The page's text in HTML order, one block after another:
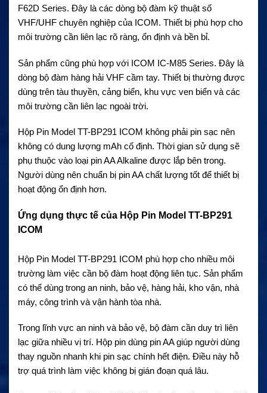
F62D Series. Đây là các dòng bộ đàm kỹ thuật số
VHF/UHF chuyên nghiệp của ICOM. Thiết bị phù hợp cho
môi trường cần liên lạc rõ ràng, ổn định và bền bỉ.
Sản phẩm cũng phù hợp với ICOM IC-M85 Series. Đây là
dòng bộ đàm hàng hải VHF cầm tay. Thiết bị thường được
dùng trên tàu thuyền, cảng biển, khu vực ven biển và các
môi trường cần liên lạc ngoài trời.
Hộp Pin Model TT-BP291 ICOM không phải pin sạc nên
không có dung lượng mAh cố định. Thời gian sử dụng sẽ
phụ thuộc vào loại pin AA Alkaline được lắp bên trong.
Người dùng nên chuẩn bị pin AA chất lượng tốt để thiết bị
hoạt động ổn định hơn.
Ứng dụng thực tế của Hộp Pin Model TT-BP291
ICOM
Hộp Pin Model TT-BP291 ICOM phù hợp cho nhiều môi
trường làm việc cần bộ đàm hoạt động liên tục. Sản phẩm
có thể dùng trong an ninh, bảo vệ, hàng hải, kho vận, nhà
máy, công trình và vận hành tòa nhà.
Trong lĩnh vực an ninh và bảo vệ, bộ đàm cần duy trì liên
lạc giữa nhiều vị trí. Hộp pin dùng pin AA giúp người dùng
thay nguồn nhanh khi pin sạc chính hết điện. Điều này hỗ
trợ quá trình làm việc không bị gián đoạn quá lâu.